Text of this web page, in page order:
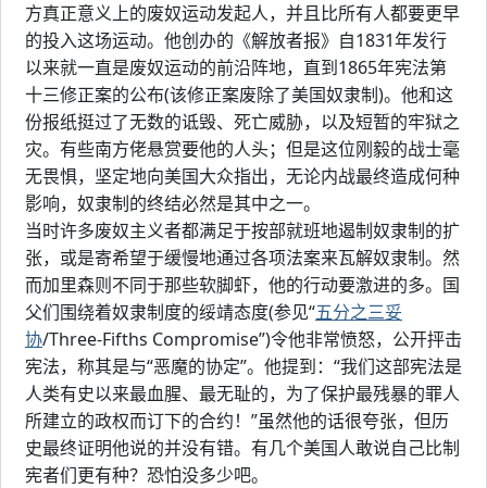
方真正意义上的废奴运动发起人，并且比所有人都要更早
的投入这场运动。他创办的《解放者报》自1831年发行
以来就一直是废奴运动的前沿阵地，直到1865年宪法第
十三修正案的公布(该修正案废除了美国奴隶制)。他和这
份报纸挺过了无数的诋毁、死亡威胁，以及短暂的牢狱之
灾。有些南方佬悬赏要他的人头；但是这位刚毅的战士毫
无畏惧，坚定地向美国大众指出，无论内战最终造成何种
影响，奴隶制的终结必然是其中之一。
当时许多废奴主义者都满足于按部就班地遏制奴隶制的扩
张，或是寄希望于缓慢地通过各项法案来瓦解奴隶制。然
而加里森则不同于那些软脚虾，他的行动要激进的多。国
父们围绕着奴隶制度的绥靖态度(参见“五分之三妥
协/Three-Fifths Compromise”)令他非常愤怒，公开抨击
宪法，称其是与“恶魔的协定”。他提到：“我们这部宪法是
人类有史以来最血腥、最无耻的，为了保护最残暴的罪人
所建立的政权而订下的合约！”虽然他的话很夸张，但历
史最终证明他说的并没有错。有几个美国人敢说自己比制
宪者们更有种？恐怕没多少吧。